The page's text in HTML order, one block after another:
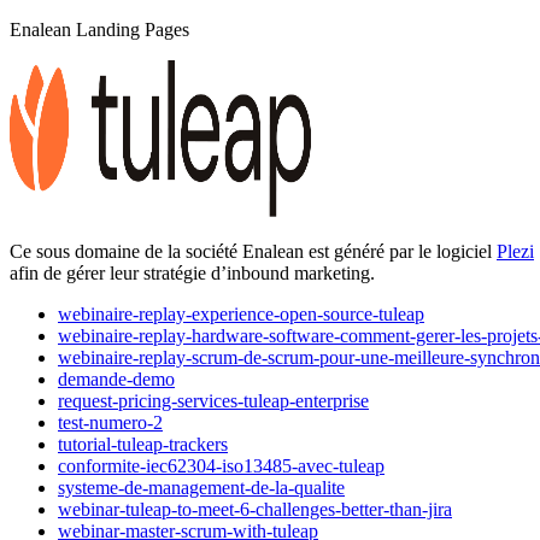
Enalean Landing Pages
Ce sous domaine de la société Enalean est généré par le logiciel Plezi
afin de gérer leur stratégie d’inbound marketing.
webinaire-replay-experience-open-source-tuleap
webinaire-replay-hardware-software-comment-gerer-les-
webinaire-replay-scrum-de-scrum-pour-une-meilleure-
demande-demo
request-pricing-services-tuleap-enterprise
test-numero-2
tutorial-tuleap-trackers
conformite-iec62304-iso13485-avec-tuleap
systeme-de-management-de-la-qualite
webinar-tuleap-to-meet-6-challenges-better-than-jira
webinar-master-scrum-with-tuleap